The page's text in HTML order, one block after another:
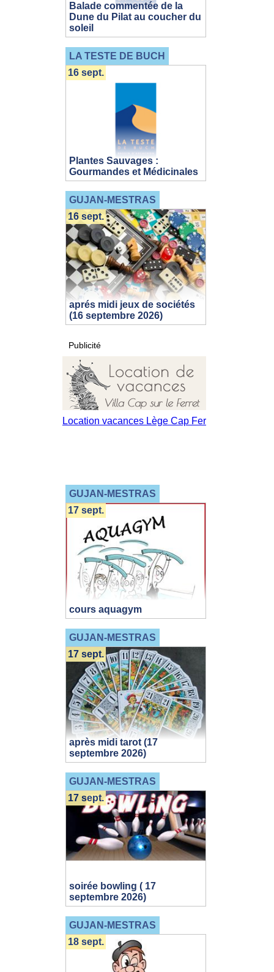
Balade commentée de la
Dune du Pilat au coucher du
soleil
LA TESTE DE BUCH
Plantes Sauvages :
Gourmandes et Médicinales
16 sept.
GUJAN-MESTRAS
aprés midi jeux de sociétés
(16 septembre 2026)
16 sept.
Publicité
GUJAN-MESTRAS
cours aquagym
17 sept.
GUJAN-MESTRAS
après midi tarot (17
septembre 2026)
17 sept.
GUJAN-MESTRAS
soirée bowling ( 17
septembre 2026)
17 sept.
GUJAN-MESTRAS
18 sept.